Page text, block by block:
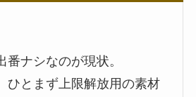
ナシなのが現状。
ひとまず上限解放用の素材